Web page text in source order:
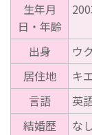
生年月
日・年齢
出身
ウ
居住地
キ
言語
英
結婚歴
なし